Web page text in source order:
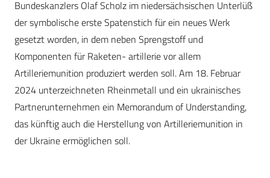
Bundeskanzlers Olaf Scholz im niedersächsischen Unterlüß
der symbolische erste Spatenstich für ein neues Werk
gesetzt worden, in dem neben Sprengstoff und
Komponenten für Raketen- artillerie vor allem
Artilleriemunition produziert werden soll. Am 18. Februar
2024 unterzeichneten Rheinmetall und ein ukrainisches
Partnerunternehmen ein Memorandum of Understanding,
das künftig auch die Herstellung von Artilleriemunition in
der Ukraine ermöglichen soll.